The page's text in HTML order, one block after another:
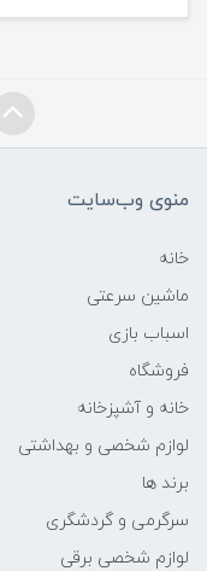
منوی وب‌سایت
خانه
ماشین سرعتی
اسباب بازی
فروشگاه
خانه و آشپزخانه
لوازم شخصی و بهداشتی
برند ها
سرگرمی و گردشگری
لوازم شخصی برقی